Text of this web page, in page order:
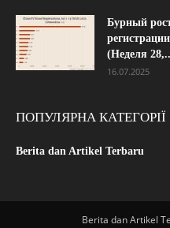
Бурный
(Неделя
16.07.2025
ПОПУЛЯРНА КАТЕГОРІЇ
Berita dan Artikel Terbaru
Berita dan Artikel